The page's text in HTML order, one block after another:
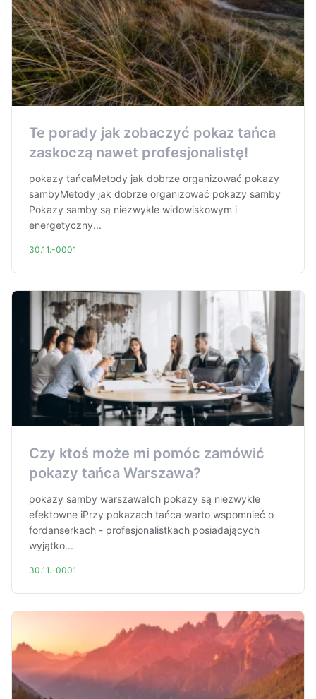
Te porady jak zobaczyć pokaz tańca
zaskoczą nawet profesjonalistę!
pokazy tańcaMetody jak dobrze organizować pokazy
sambyMetody jak dobrze organizować pokazy samby
Pokazy samby są niezwykle widowiskowym i
energetyczny...
30.11.-0001
Czy ktoś może mi pomóc zamówić
pokazy tańca Warszawa?
pokazy samby warszawaIch pokazy są niezwykle
efektowne iPrzy pokazach tańca warto wspomnieć o
fordanserkach - profesjonalistkach posiadających
wyjątko...
30.11.-0001